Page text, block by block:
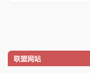
联盟网站